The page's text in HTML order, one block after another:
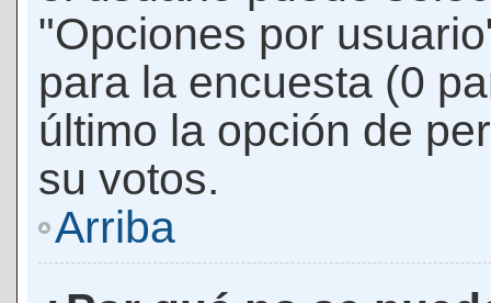
"Opciones por
para la encuesta (0
último la opción de
su votos.
Arriba